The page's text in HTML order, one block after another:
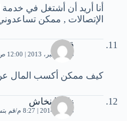
أنا أريد أن أشتغل في
الإتصالات , ممكن
قيس
25 ديسمبر، 2013 | 12:00 ص
كيف ممكن أكسب المال
زكريا نخاش
3 يناير، 2014 | 8:27 م قم